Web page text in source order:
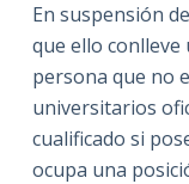
En suspensión
que ello
persona que no
universitarios
cualificado si
ocupa una